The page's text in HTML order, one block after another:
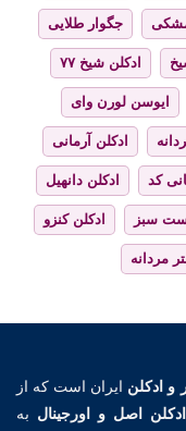
جگوار طلایی
ادکلن شیخ ۷۷
ایوسن لورن وای
ادکلن آرمانی
کد ادکلن دانهیل
سبز ادکلن کنزو
مردانه
ادکلن ایران است که از
ادکلن اصل و اورجینال به